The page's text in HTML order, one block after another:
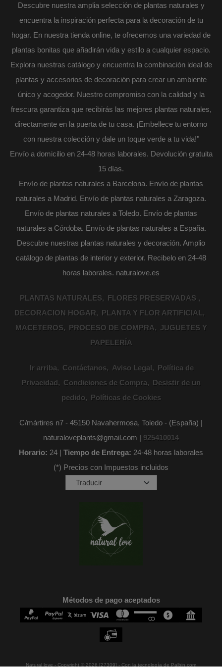
Descubre nuestra amplia selección de plantas naturales y
encuentra la inspiración perfecta para la decoración de tu
hogar. En nuestra tienda online, te ofrecemos una variedad de
plantas bonitas que añadirán vida y estilo a cualquier espacio.
Explora nuestras catálogo y encuentra la combinación ideal de
plantas y accesorios de decoración para crear un ambiente
único y acogedor. Nuestro compromiso con la calidad y la
frescura garantiza que recibirás las mejores plantas naturales,
directamente en la puerta de tu casa. ¡Embellece tu entorno
con nuestra colección y dale un toque verde a tu vida!"
Envío a domicilio en 24-48 horas laborales. Devolución gratuita
15 días.
Envío de plantas naturales a Barcelona. Envío de plantas
naturales a Madrid. Envío de plantas naturales a Zaragoza.
Envío de plantas naturales a Toledo. Envío de plantas
naturales a Córdoba. Envío de plantas naturales a España.
Descubre nuestras plantas naturales y decoración. Amplio
catálogo de plantas de interior y exterior. Recibelo en 24-48
horas laborales. naturalove.es
PLANTAS NATURALES
FLORES PRESERVADAS
DECORACION HOGAR
PLANTA Y FLOR ARTIFICIAL
MACETEROS
PROCESO DE COMPRA
JUGUETES Y
PAPELERÍA
Ir arriba Contáctanos Aviso Legal
Política de
Privacidad
Condiciones de Compra
Desistir de un
pedido
Políticas de Cookies
C/mártires n7 - 45150 Navahermosa, Toledo - (España) |
naturaloveplants@gmail.com | 925410014
Horario: 24 | Tiempo de Entrega: 24-48 horas laborales
(*) Precios con Impuestos incluidos
Métodos de pago aceptados
Natural love - Copyright © 2026 [27309] - Con la tecnología de Palbin.com